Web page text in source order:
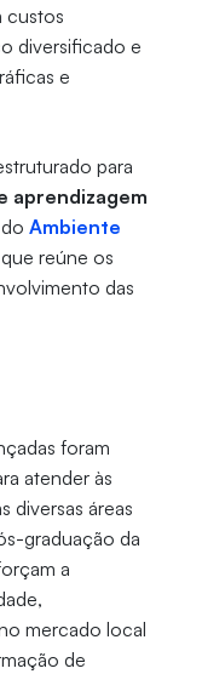
custos
diversificado e
e
para
aprendizagem
Ambiente
que reúne os
das
foram
atender às
diversas áreas
graduação da
a
mercado local
de